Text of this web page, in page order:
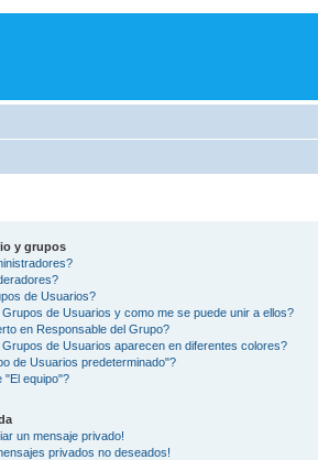
y grupos
de Usuarios?
de Usuarios y como me se puede unir a ellos?
en Responsable del Grupo?
de Usuarios aparecen en diferentes colores?
de Usuarios predeterminado"?
"El equipo"?
un mensaje privado!
privados no deseados!